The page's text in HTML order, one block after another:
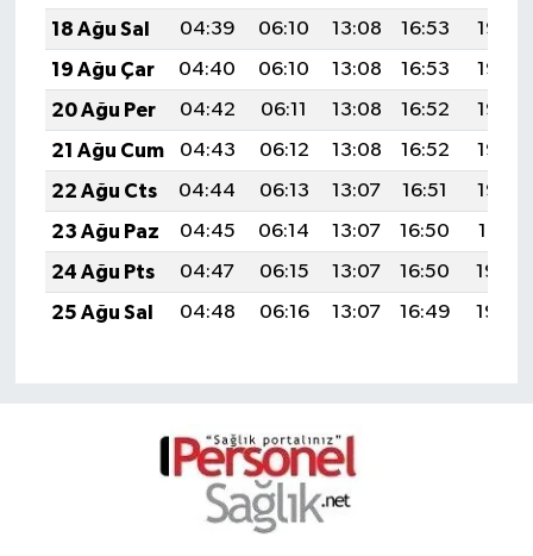
18 Ağu Sal
04:39 06:10 13:08 16:53
19:57
19 Ağu Çar
04:40 06:10 13:08 16:53
19:56
20 Ağu Per
04:42 06:11 13:08 16:52
19:55
21 Ağu Cum
04:43 06:12 13:08 16:52
19:53
22 Ağu Cts
04:44 06:13 13:07 16:51
19:52
23 Ağu Paz
04:45 06:14 13:07 16:50
19:51
24 Ağu Pts
04:47 06:15 13:07 16:50
19:49
25 Ağu Sal
04:48 06:16 13:07 16:49 19:48